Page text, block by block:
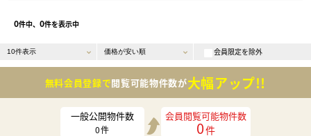
0件中、 0件を表示中
会員限定を除外
無料会員登録で閲覧可能物件数が大幅アップ!!
一般公開物件数
0件
会員閲覧可能物件数
0件